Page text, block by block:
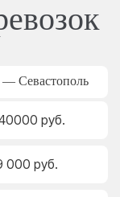
— Севастополь
руб.
000 руб.